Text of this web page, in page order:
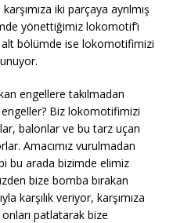
iki parçaya ayrılmış
yönettiğimiz lokomotif’i
bölümde ise lokomotifimizi
engellere takılmadan
Biz lokomotifimizi
balonlar ve bu tarz uçan
Amacımız vurulmadan
bu arada bizimde elimiz
bize bomba bırakan
karşılık veriyor, karşımıza
patlatarak bize